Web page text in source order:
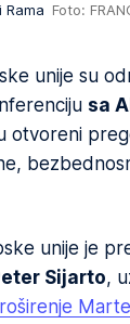
Rama Foto:
unije su
sa
otvoreni
unije je
Sijarto,